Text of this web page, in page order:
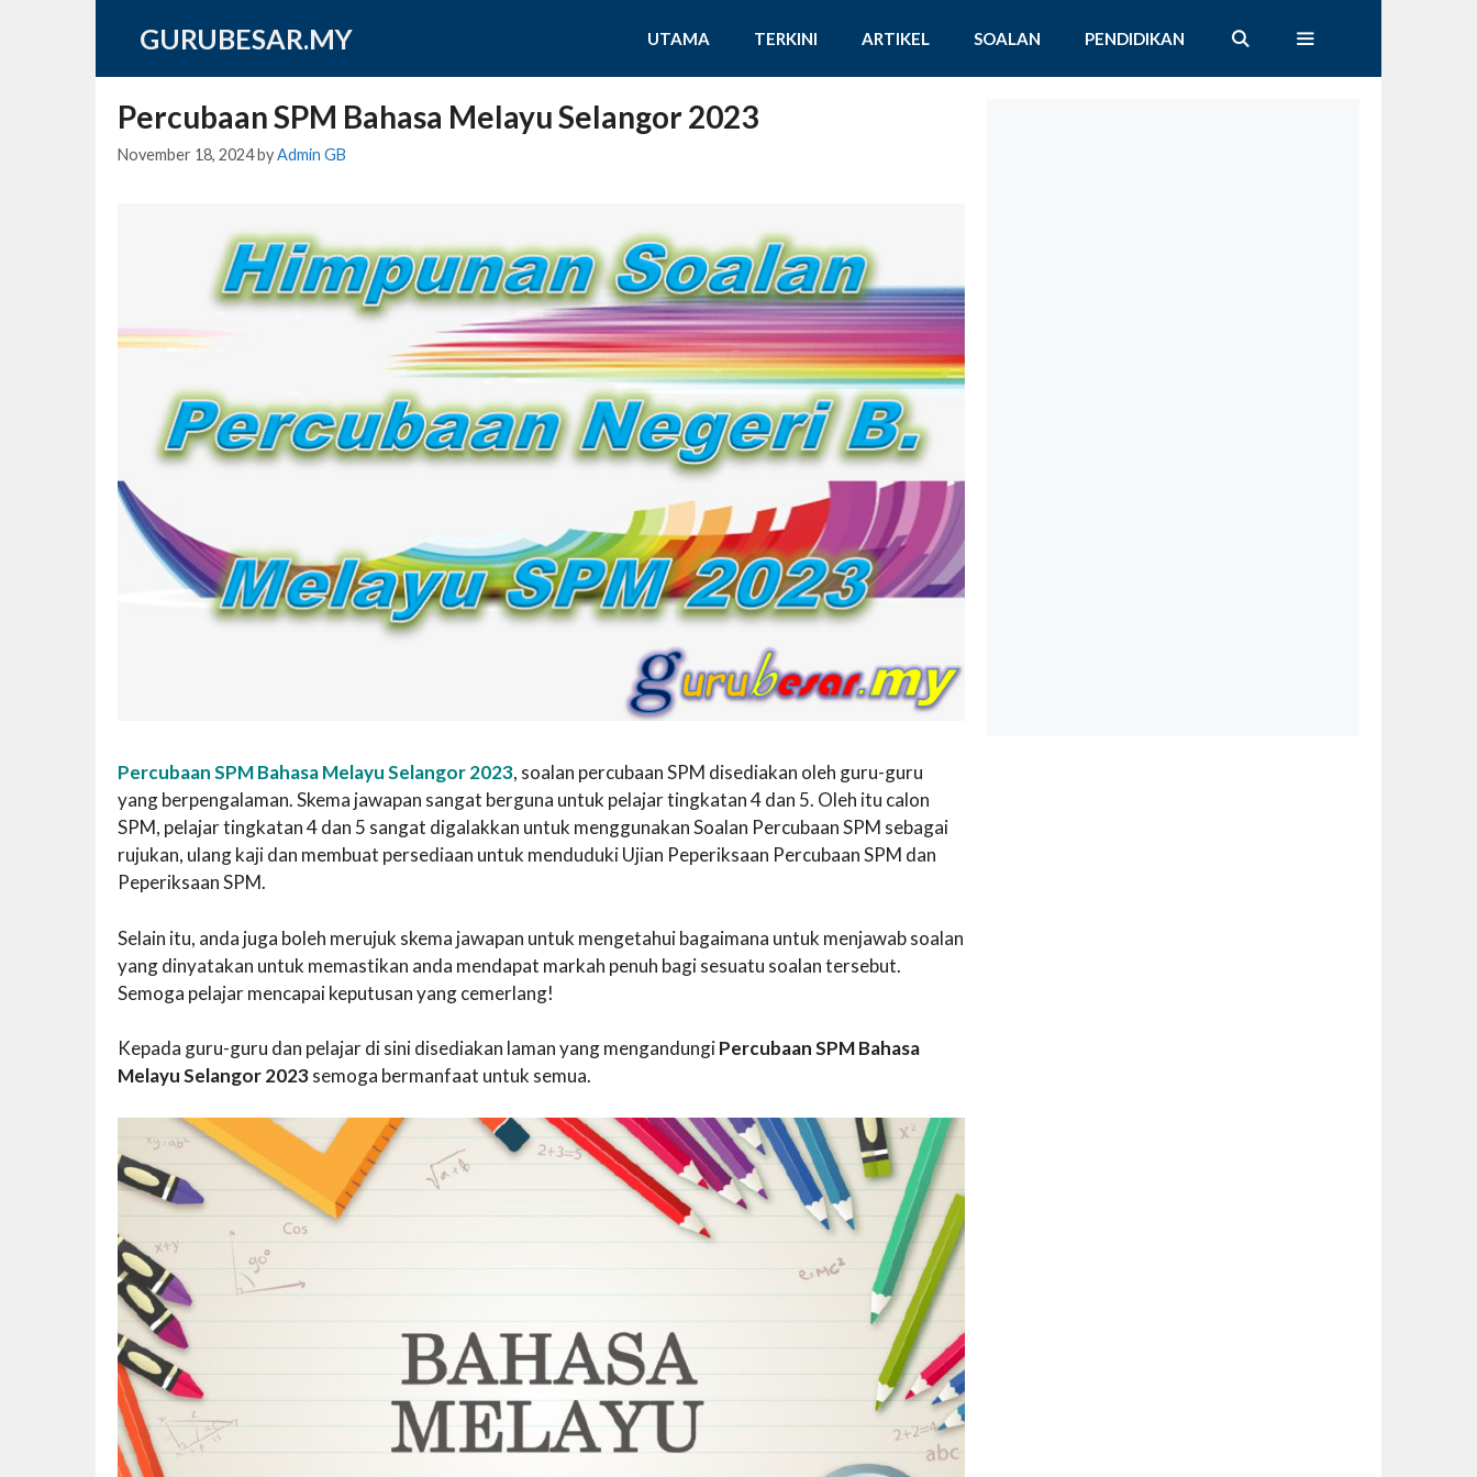
GURUBESAR.MY UTAMA TERKINI ARTIKEL SOALAN PENDIDIKAN
Percubaan SPM Bahasa Melayu Selangor 2023
November 18, 2024byAdmin GB
Percubaan SPM Bahasa Melayu Selangor 2023, soalan percubaan SPM disediakan oleh guru-guru
yang berpengalaman. Skema jawapan sangat berguna untuk pelajar tingkatan 4 dan 5. Oleh itu calon
SPM, pelajar tingkatan 4 dan 5 sangat digalakkan untuk menggunakan Soalan Percubaan SPM sebagai
rujukan, ulang kaji dan membuat persediaan untuk menduduki Ujian Peperiksaan Percubaan SPM dan
Peperiksaan SPM.
Selain itu, anda juga boleh merujuk skema jawapan untuk mengetahui bagaimana untuk menjawab soalan
yang dinyatakan untuk memastikan anda mendapat markah penuh bagi sesuatu soalan tersebut.
Semoga pelajar mencapai keputusan yang cemerlang!
Kepada guru-guru dan pelajar di sini disediakan laman yang mengandungiPercubaan SPM Bahasa
Melayu Selangor 2023semoga bermanfaat untuk semua.